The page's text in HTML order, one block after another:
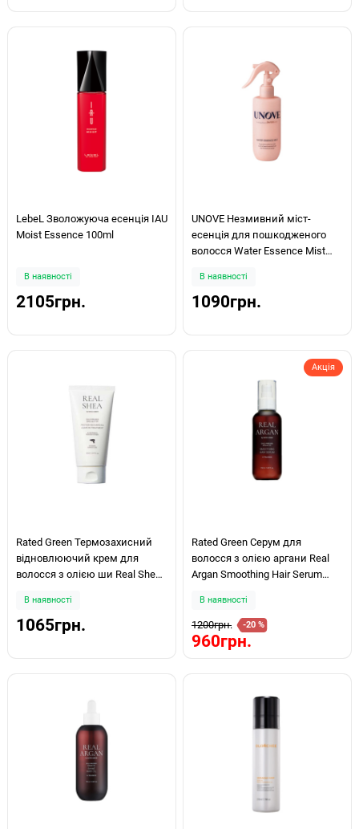
LebeL Зволожуюча есенція IAU
Moist Essence 100ml
В наявності
2105грн.
UNOVE Незмивний міст-
есенція для пошкодженого
волосся Water Essence Mist
В наявності
1090грн.
Rated Green Термозахисний
відновлюючий крем для
волосся з олією ши Real Shea
in Treatment 150мл
В наявності
1065грн.
Акція
Rated Green Серум для
волосся з олією аргани Real
Argan Smoothing Hair Serum
В наявності
1200грн. -20 %
960грн.